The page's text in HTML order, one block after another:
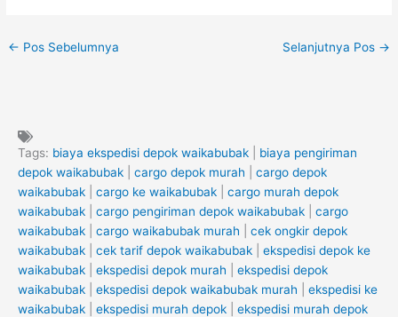
← Pos Sebelumnya Selanjutnya Pos →
Tags: biaya ekspedisi depok waikabubak
biaya pengiriman
depok waikabubak
cargo depok murah
cargo depok
waikabubak
cargo ke waikabubak
cargo murah depok
waikabubak
cargo pengiriman depok waikabubak
cargo
waikabubak
cargo waikabubak murah
cek ongkir depok
waikabubak
cek tarif depok waikabubak
ekspedisi depok ke
waikabubak
ekspedisi depok murah
ekspedisi depok
waikabubak
ekspedisi depok waikabubak murah
ekspedisi ke
waikabubak
ekspedisi murah depok
ekspedisi murah depok